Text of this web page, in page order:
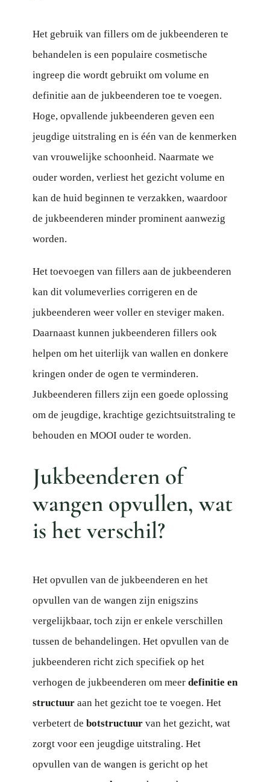
Het gebruik van fillers om de jukbeenderen te
behandelen is een populaire cosmetische
ingreep die wordt gebruikt om volume en
definitie aan de jukbeenderen toe te voegen.
Hoge, opvallende jukbeenderen geven een
jeugdige uitstraling en is één van de kenmerken
van vrouwelijke schoonheid. Naarmate we
ouder worden, verliest het gezicht volume en
kan de huid beginnen te verzakken, waardoor
de jukbeenderen minder prominent aanwezig
worden.
Het toevoegen van fillers aan de jukbeenderen
kan dit volumeverlies corrigeren en de
jukbeenderen weer voller en steviger maken.
Daarnaast kunnen jukbeenderen fillers ook
helpen om het uiterlijk van wallen en donkere
kringen onder de ogen te verminderen.
Jukbeenderen fillers zijn een goede oplossing
om de jeugdige, krachtige gezichtsuitstraling te
behouden en MOOI ouder te worden.
Jukbeenderen of
wangen opvullen, wat
is het verschil?
Het opvullen van de jukbeenderen en het
opvullen van de wangen zijn enigszins
vergelijkbaar, toch zijn er enkele verschillen
tussen de behandelingen. Het opvullen van de
jukbeenderen richt zich specifiek op het
verhogen de jukbeenderen om meer definitie en
structuuraan het gezicht toe te voegen. Het
verbetert de botstructuurvan het gezicht, wat
zorgt voor een jeugdige uitstraling. Het
opvullen van de wangen is gericht op het